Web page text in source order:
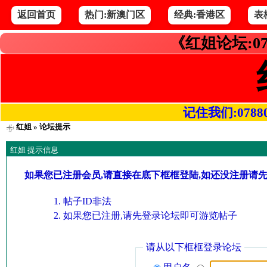
返回首页 热门:新澳门区 经典:香港区 表
《红姐论坛
记住我们
红姐» 论坛提示
红姐 提示信息
如果您已注册会员,请直接在底下框框登陆,如还没注册请
帖子ID非法
如果您已注册,请先登录论坛即可游览帖子
请从以下框框登录论坛